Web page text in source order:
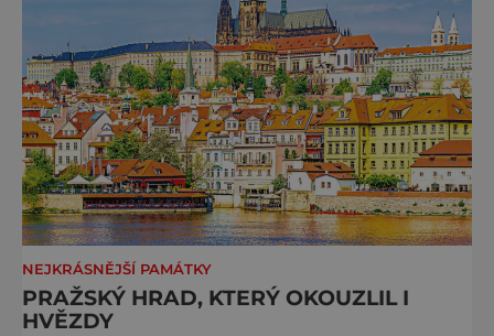
Málokdo ví, že dnešní kos
NEJKRÁSNĚJŠÍ PAMÁTKY
PRAŽSKÝ HRAD, KTERÝ OKOUZLIL I
HVĚZDY